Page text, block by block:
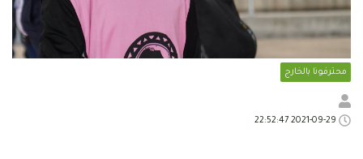
محترفونا بالخارج